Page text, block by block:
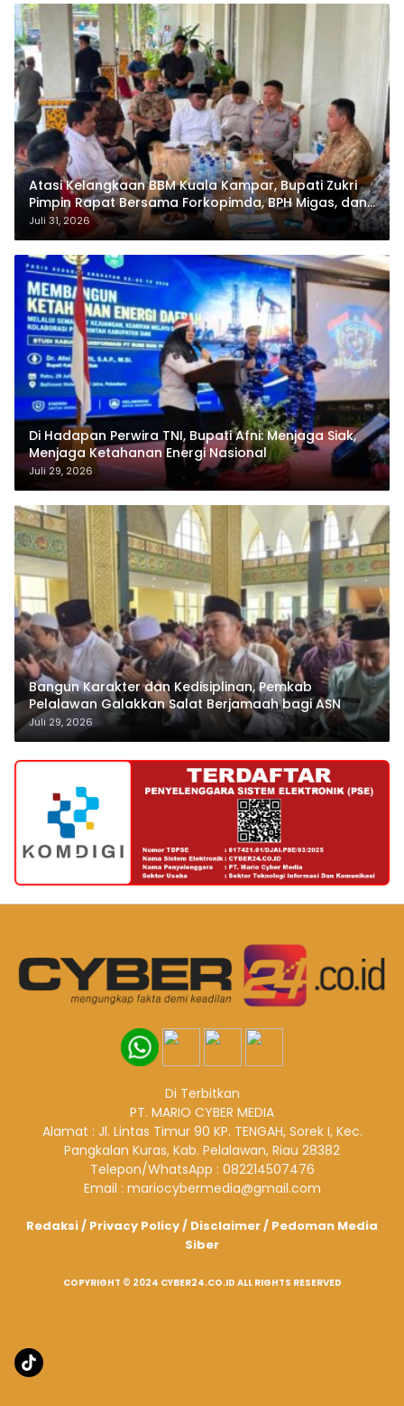
Atasi Kelangkaan BBM Kuala Kampar, Bupati Zukri
Pimpin Rapat Bersama Forkopimda, BPH Migas, dan
Pertamina
Juli 31, 2026
Di Hadapan Perwira TNI, Bupati Afni: Menjaga Siak,
Menjaga Ketahanan Energi Nasional
Juli 29, 2026
Bangun Karakter dan Kedisiplinan, Pemkab
Pelalawan Galakkan Salat Berjamaah bagi ASN
Juli 29, 2026
Di Terbitkan
PT. MARIO CYBER MEDIA
Alamat : Jl. Lintas Timur 90 KP. TENGAH, Sorek I, Kec.
Pangkalan Kuras, Kab. Pelalawan, Riau 28382
Telepon/WhatsApp : 082214507476
Email : mariocybermedia@gmail.com
Redaksi/ Privacy Policy/ Disclaimer/ Pedoman Media
Siber
COPYRIGHT © 2024 CYBER24.CO.ID ALL RIGHTS RESERVED